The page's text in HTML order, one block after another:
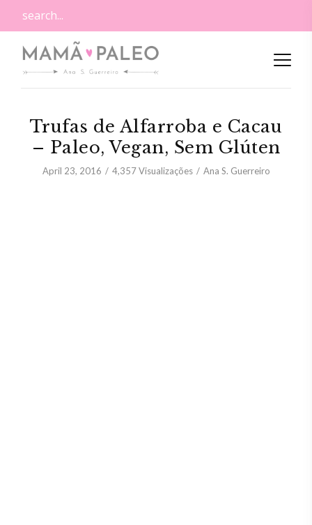
Trufas de Alfarroba e Cacau
– Paleo, Vegan, Sem Glúten
April 23, 2016 4,357Visualizações Ana S. Guerreiro